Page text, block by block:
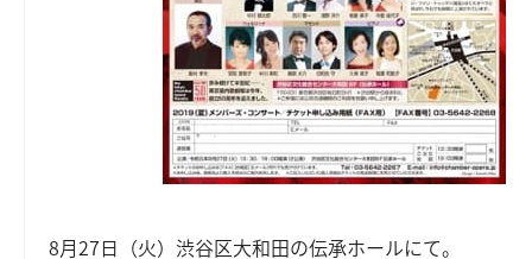
8月27日（火）渋谷区大和田の伝承ホールにて。